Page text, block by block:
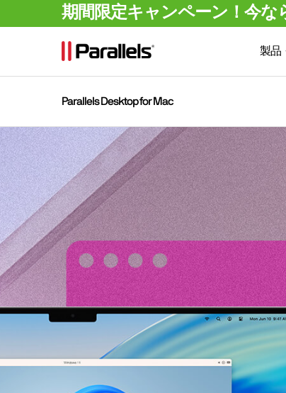
期間限定キャンペーン！今な
製品
Parallels Desktop for Mac